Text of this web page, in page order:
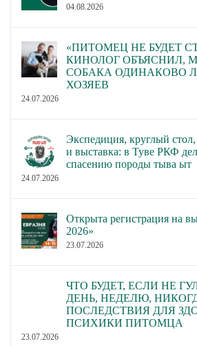
04.08.2026
«ПИТОМЕЦ НЕ БУДЕТ
КИНОЛОГ ОБЪЯСНИЛ,
СОБАКА ОДИНАКОВО
ХОЗЯЕВ
24.07.2026
Экспедиция, круглый
и выставка: в Туве РКФ
спасению породы тыва ыт
24.07.2026
Открыта регистрация на
2026»
23.07.2026
ЧТО БУДЕТ, ЕСЛИ НЕ
ДЕНЬ, НЕДЕЛЮ,
ПОСЛЕДСТВИЯ ДЛЯ
ПСИХИКИ ПИТОМЦА
23.07.2026